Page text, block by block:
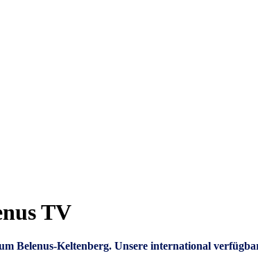
TV
Belenus-Keltenberg. Unsere international